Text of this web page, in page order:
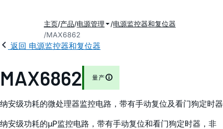
主页 产品 电源管理
电源监控器和复位器
MAX6862
返回 电源监控器和复位器
MAX6862 量产
纳安级功耗的微处理器监控电路，带有手动复位及看门狗定时器
纳安级功耗的µP监控电路，带有手动复位和看门狗定时器，非